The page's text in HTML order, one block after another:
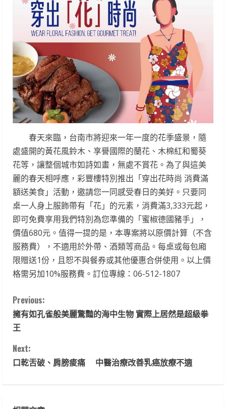
春天來臨，台南市將迎來一年一度的花季盛景，隨
處盛開的黃花風鈴木、享譽國際的蘭花、木棉紅和蜀葵
花等，讓整個城市如詩如畫，無處不賞花。為了與這美
麗的春天相呼應，彩豐樓特別推出「穿出花時尚 消費滿
額送美食」活動，邀請您一同感受春日的美好。只要同
桌一人身上服飾帶有「花」的元素，消費滿3,333元起，
即可免費享用我們特別為您準備的「蜜椒德國豬手」，
價值680元。值得一提的是，本專案將以原價計算（不含
服務費），不適用於外帶、酒類等商品。每桌或每包廂
限贈送1份，且恕不與餐券或其他優惠合併使用。以上價
格需另加10%服務費。訂位專線：06-512-1807
C
o
n
t
Previous:
擁有如孔雀般美麗驚豔的海中生物 實際上居然是超級拳
王
Next:
口乾舌破、肩膀痠痛 中醫治療改善乳癌放療不適